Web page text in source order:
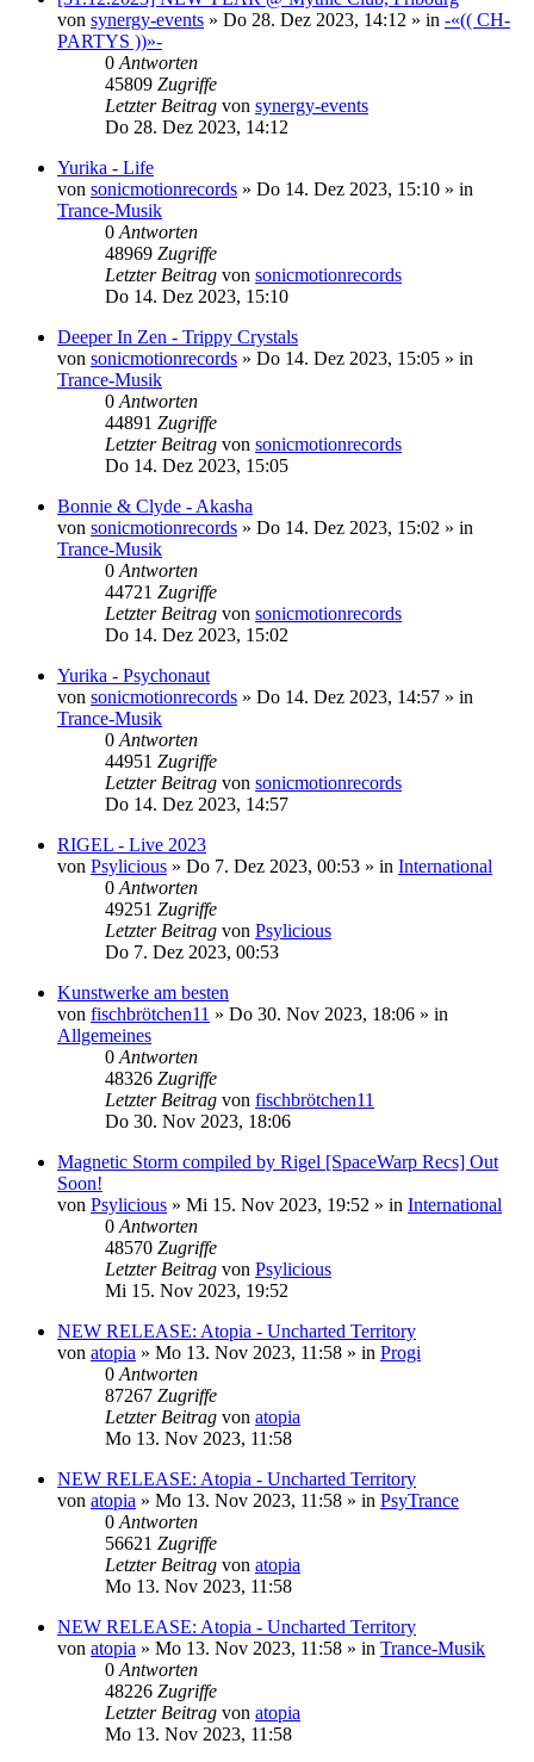
von synergy-events » Do 28. Dez 2023, 14:12 » in -«(( CH-
PARTYS ))»-
0 Antworten
45809 Zugriffe
Letzter Beitrag von synergy-events
Do 28. Dez 2023, 14:12
Yurika - Life
von sonicmotionrecords » Do 14. Dez 2023, 15:10 » in
Trance-Musik
0 Antworten
48969 Zugriffe
Letzter Beitrag von sonicmotionrecords
Do 14. Dez 2023, 15:10
Deeper In Zen - Trippy Crystals
von sonicmotionrecords » Do 14. Dez 2023, 15:05 » in
Trance-Musik
0 Antworten
44891 Zugriffe
Letzter Beitrag von sonicmotionrecords
Do 14. Dez 2023, 15:05
Bonnie & Clyde - Akasha
von sonicmotionrecords » Do 14. Dez 2023, 15:02 » in
Trance-Musik
0 Antworten
44721 Zugriffe
Letzter Beitrag von sonicmotionrecords
Do 14. Dez 2023, 15:02
Yurika - Psychonaut
von sonicmotionrecords » Do 14. Dez 2023, 14:57 » in
Trance-Musik
0 Antworten
44951 Zugriffe
Letzter Beitrag von sonicmotionrecords
Do 14. Dez 2023, 14:57
RIGEL - Live 2023
von Psylicious » Do 7. Dez 2023, 00:53 » in International
0 Antworten
49251 Zugriffe
Letzter Beitrag von Psylicious
Do 7. Dez 2023, 00:53
Kunstwerke am besten
von fischbrötchen11 » Do 30. Nov 2023, 18:06 » in
Allgemeines
0 Antworten
48326 Zugriffe
Letzter Beitrag von fischbrötchen11
Do 30. Nov 2023, 18:06
Magnetic Storm compiled by Rigel [SpaceWarp Recs] Out
Soon!
von Psylicious » Mi 15. Nov 2023, 19:52 » in International
0 Antworten
48570 Zugriffe
Letzter Beitrag von Psylicious
Mi 15. Nov 2023, 19:52
NEW RELEASE: Atopia - Uncharted Territory
von atopia » Mo 13. Nov 2023, 11:58 » in Progi
0 Antworten
87267 Zugriffe
Letzter Beitrag von atopia
Mo 13. Nov 2023, 11:58
NEW RELEASE: Atopia - Uncharted Territory
von atopia » Mo 13. Nov 2023, 11:58 » in PsyTrance
0 Antworten
56621 Zugriffe
Letzter Beitrag von atopia
Mo 13. Nov 2023, 11:58
NEW RELEASE: Atopia - Uncharted Territory
von atopia » Mo 13. Nov 2023, 11:58 » in Trance-Musik
0 Antworten
48226 Zugriffe
Letzter Beitrag von atopia
Mo 13. Nov 2023, 11:58